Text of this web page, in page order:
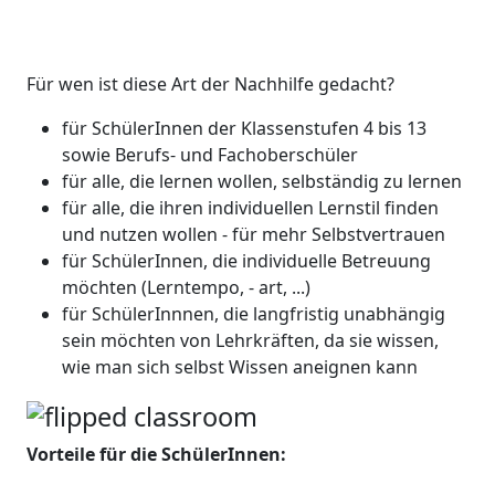
Für wen ist diese Art der Nachhilfe gedacht?
für SchülerInnen der Klassenstufen 4 bis 13
sowie Berufs- und Fachoberschüler
für alle, die lernen wollen, selbständig zu lernen
für alle, die ihren individuellen Lernstil finden
und nutzen wollen - für mehr Selbstvertrauen
für SchülerInnen, die individuelle Betreuung
möchten (Lerntempo, - art, ...)
für SchülerInnnen, die langfristig unabhängig
sein möchten von Lehrkräften, da sie wissen,
wie man sich selbst Wissen aneignen kann
Vorteile für die SchülerInnen: